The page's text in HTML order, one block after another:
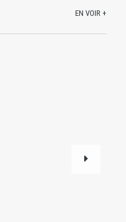
EN VOIR +